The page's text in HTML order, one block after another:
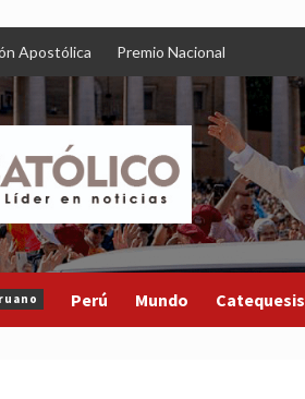
Apostólica Premio Nacional
Perú Mundo Catequesis